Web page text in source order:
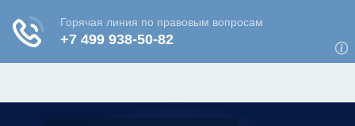
✆ 7 (800) 350-22-64